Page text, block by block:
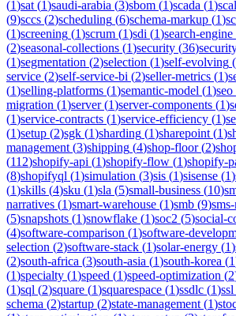
(1)sat (1)saudi-arabia (3)sbom (1)scada (1)
(9)sccs (2)scheduling (6)schema-markup (1)
(1)screening (1)scrum (1)sdi (1)search-engine
(2)seasonal-collections (1)security (36)
(1)segmentation (2)selection (1)self-evolving (
service (2)self-service-bi (2)seller-metrics (1)
(1)selling-platforms (1)semantic-model (1)seo
migration (1)server(1)server-components (1)
(1)service-contracts (1)service-efficiency (1)
(1)setup (2)sgk (1)sharding (1)sharepoint (1)
management (3)shipping (4)shop-floor(2)
(112)shopify-api (1)shopify-flow (1)shopify-
(8)shopifyql (1)simulation (3)sis (1)sisense (1)
(1)skills (4)sku (1)sla (5)small-business (10)
narratives (1)smart-warehouse (1)smb (9)
(5)snapshots (1)snowflake (1)soc2 (5)social-
(4)software-comparison (1)software-
selection (2)software-stack (1)solar-energy (1)
(2)south-africa (3)south-asia (1)south-korea (1
(1)specialty (1)speed (1)speed-optimization (2
(1)sql (2)square (1)squarespace (1)ssdlc (1)ssl
schema (2)startup (2)state-management (1)